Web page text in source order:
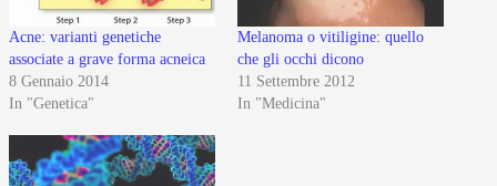
Acne: varianti genetiche
associate a grave forma acneica
8 Gennaio 2014
In "Genetica"
Melanoma o vitiligine: quello
che gli occhi dicono
11 Settembre 2012
In "Medicina"